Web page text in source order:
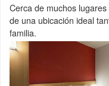
Cerca de muchos
de una ubicación ideal
familia.